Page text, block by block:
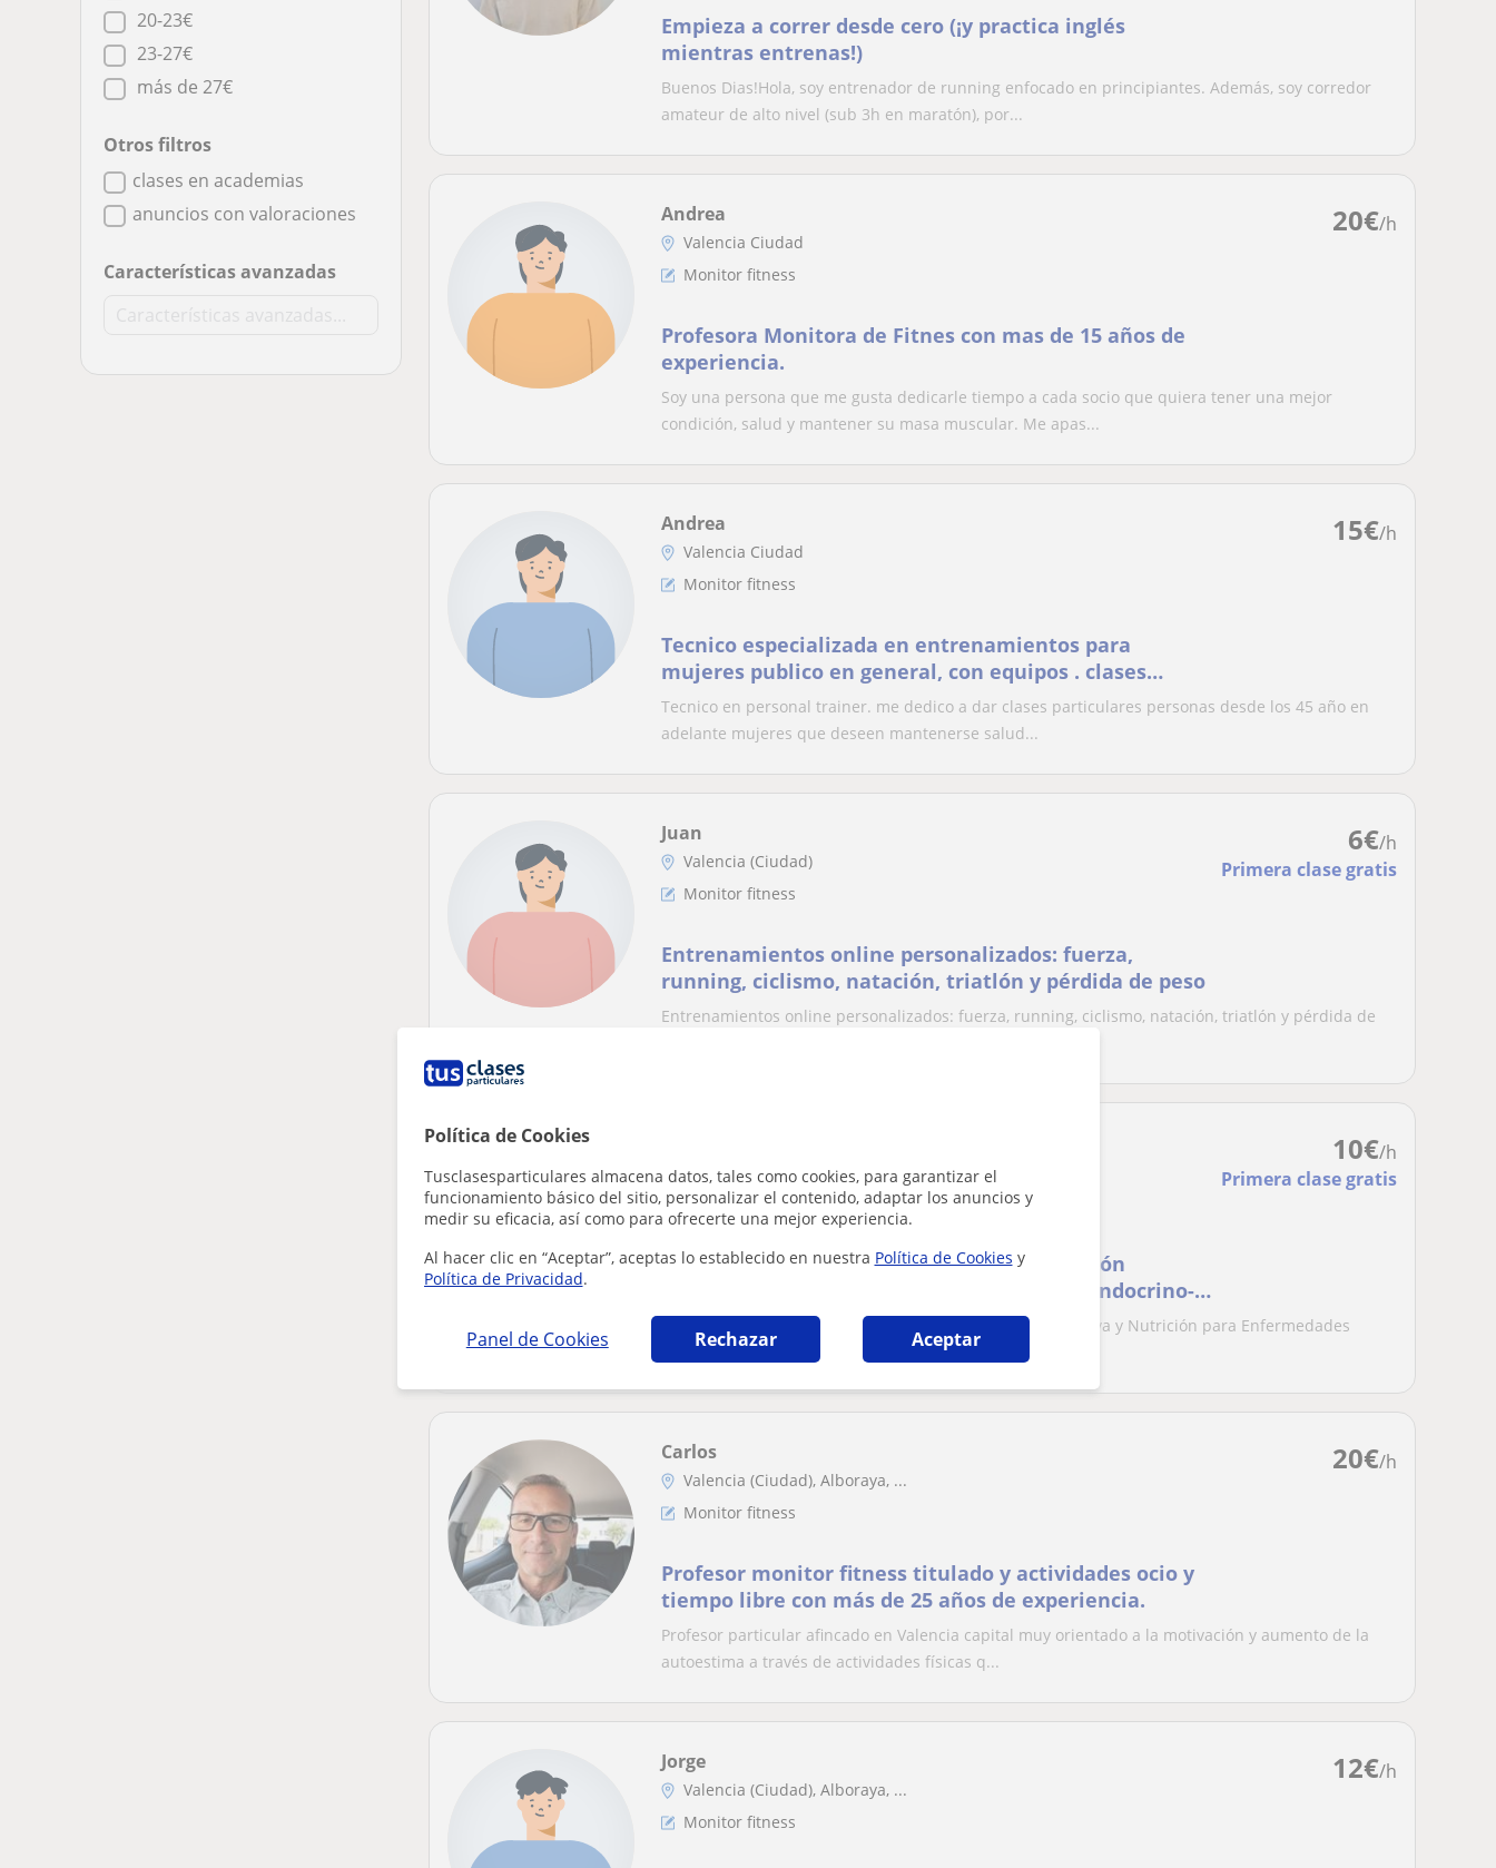
Política de Cookies
Tusclasesparticulares almacena datos, tales como cookies, para garantizar el
funcionamiento básico del sitio, personalizar el contenido, adaptar los anuncios y
medir su eficacia, así como para ofrecerte una mejor experiencia.
Al hacer clic en “Aceptar”, aceptas lo establecido en nuestra Política de Cookies y
Política de Privacidad.
Panel de Cookies Rechazar Aceptar
20-23€
23-27€
más de 27€
Otros filtros
clases en academias
anuncios con valoraciones
Características avanzadas
Empieza a correr desde cero (¡y practica inglés
mientras entrenas!)
Buenos Dias!Hola, soy entrenador de running enfocado en principiantes. Además, soy corredor
amateur de alto nivel (sub 3h en maratón), por...
20€/h
Andrea
Valencia Ciudad
Monitor fitness
Profesora Monitora de Fitnes con mas de 15 años de
experiencia.
Soy una persona que me gusta dedicarle tiempo a cada socio que quiera tener una mejor
condición, salud y mantener su masa muscular. Me apas...
15€/h
Andrea
Valencia Ciudad
Monitor fitness
Tecnico especializada en entrenamientos para
mujeres publico en general, con equipos . clases
funcionales. zumba pilates
Tecnico en personal trainer. me dedico a dar clases particulares personas desde los 45 año en
adelante mujeres que deseen mantenerse salud...
6€/h
Primera clase gratis
Juan
Valencia (Ciudad)
Monitor fitness
Entrenamientos online personalizados: fuerza,
running, ciclismo, natación, triatlón y pérdida de peso
Entrenamientos online personalizados: fuerza, running, ciclismo, natación, triatlón y pérdida de
10€/h
Primera clase gratis
Valencia Capital, Paterna - L...
Monitor fitness
Nutricionista graduado + 2 Másters (Nutrición
Deportiva y Nutrición para enfermedades Endocrino-
metabólicas)
Nutrición y Dietética. Especialización en Nutrición Deportiva y Nutrición para Enfermedades
Endocrino Metabólicas.Dietoterapia, dietas por...
20€/h
Carlos
Valencia (Ciudad), Alboraya, ...
Monitor fitness
Profesor monitor fitness titulado y actividades ocio y
tiempo libre con más de 25 años de experiencia.
Profesor particular afincado en Valencia capital muy orientado a la motivación y aumento de la
autoestima a través de actividades físicas q...
12€/h
Jorge
Valencia (Ciudad), Alboraya, ...
Monitor fitness